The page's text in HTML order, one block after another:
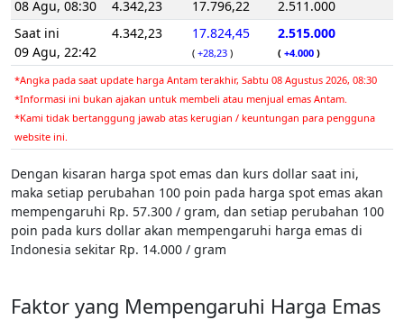
08 Agu, 08:30 4.342,23 17.796,22
2.511.000
Saat ini
09 Agu, 22:42
4.342,23 17.824,45
( +28,23 )
2.515.000
( +4.000 )
*Angka pada saat update harga Antam terakhir, Sabtu 08 Agustus 2026, 08:30
*Informasi ini bukan ajakan untuk membeli atau menjual emas Antam.
*Kami tidak bertanggung jawab atas kerugian / keuntungan para pengguna
website ini.
Dengan kisaran harga spot emas dan kurs dollar saat ini,
maka setiap perubahan 100 poin pada harga spot emas akan
mempengaruhi Rp. 57.300 / gram, dan setiap perubahan 100
poin pada kurs dollar akan mempengaruhi harga emas di
Indonesia sekitar Rp. 14.000 / gram
Faktor yang Mempengaruhi Harga Emas